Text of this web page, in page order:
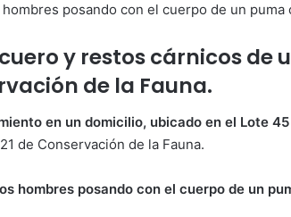
posando con el cuerpo de un puma
y restos cárnicos de
de la Fauna.
en un domicilio, ubicado en el Lote
de Conservación de la Fauna.
hombres posando con el cuerpo de un